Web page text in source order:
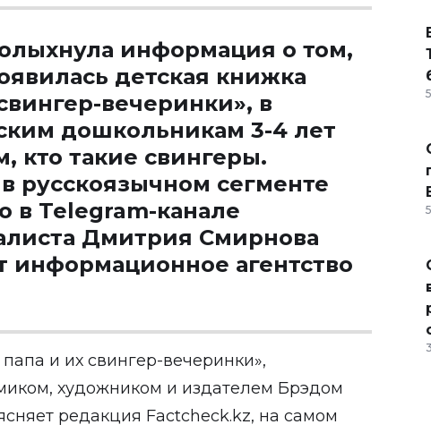
информация о том,
детская книжка
вечеринки», в
дошкольникам 3-4 лет
кто такие свингеры.
русскоязычном сегменте
в Telegram-канале
Дмитрия Смирнова
информационное агентство
и их свингер-вечеринки»,
художником и издателем Брэдом
редакция Factcheck.kz, на самом